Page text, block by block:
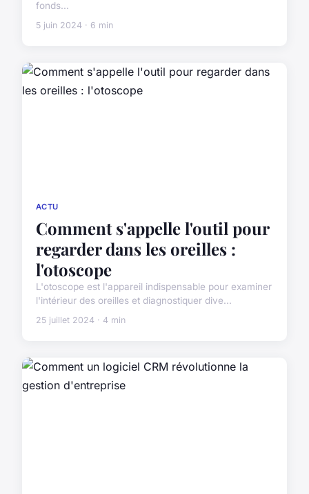
fonds...
5 juin 2024 · 6 min
ACTU
Comment s'appelle l'outil pour
regarder dans les oreilles :
l'otoscope
L'otoscope est l'appareil indispensable pour examiner
l'intérieur des oreilles et diagnostiquer dive...
25 juillet 2024 · 4 min